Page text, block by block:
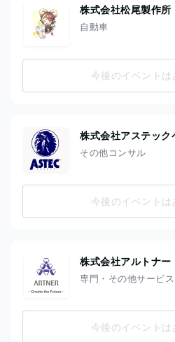
株式会社松尾製作所
自動車
今後のイベント
株式会社アステック
その他コンサル
今後のイベント
株式会社アルトナー
専門・その他サービス
今後のイベント